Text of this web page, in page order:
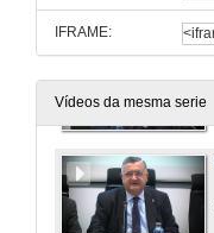
IFRAME:
Vídeos da mesma serie